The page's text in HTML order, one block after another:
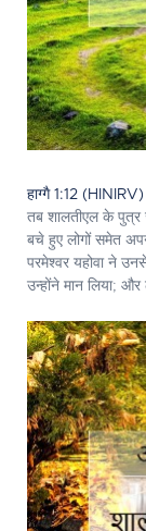
हाग्गै 1:12
तब शालतीएल के पुत्र
बचे हुए लोगों समेत
परमेश्‍वर यहोवा ने
उन्होंने मान लिया; और